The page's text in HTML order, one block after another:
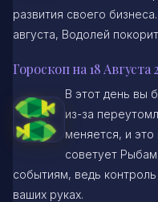
развития своего
августа, Водолей
Гороскоп на 18
В этот день вы
из-за
меняется, и
советует
событиям, ведь
ваших руках.